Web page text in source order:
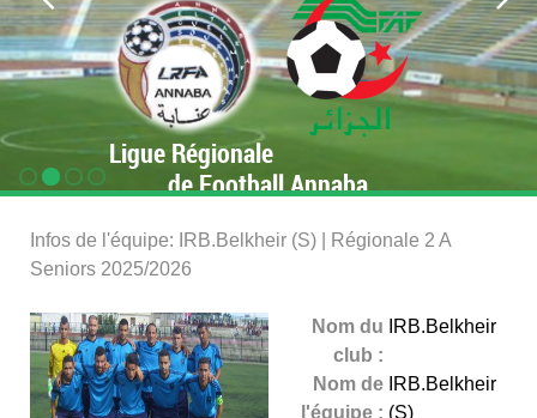
Ligue Régionale
de Football Annaba
Infos de l'équipe: IRB.Belkheir (S) | Régionale 2 A
Seniors 2025/2026
Nom du
club :
IRB.Belkheir
Nom de
l'équipe :
IRB.Belkheir
(S)